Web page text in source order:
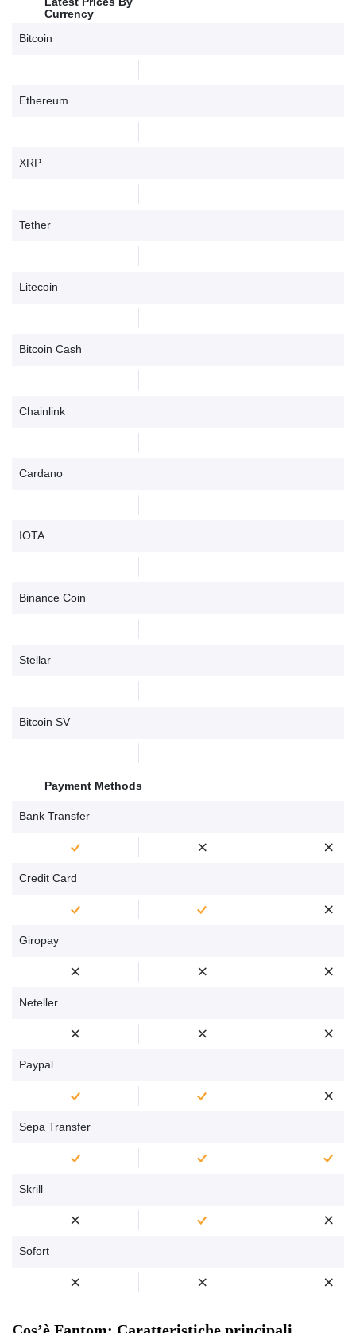
Currency
Bitcoin
Ethereum
XRP
Tether
Litecoin
Bitcoin Cash
Chainlink
Cardano
IOTA
Binance Coin
Stellar
Bitcoin SV
Payment Methods
Bank Transfer
Credit Card
Giropay
Neteller
Paypal
Sepa Transfer
Skrill
Sofort